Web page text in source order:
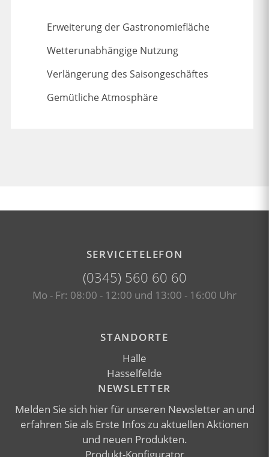
Erweiterung der Gastronomiefläche
Wetterunabhängige Nutzung
Verlängerung des Saisongeschäftes
Gemütliche Atmosphäre
SERVICETELEFON
(0345) 560 60 60
Mo - Fr: 08:00 - 12:00 und 13:00 - 16:00 Uhr
STANDORTE
Halle
Hasselfelde
NEWSLETTER
Melden Sie sich hierfür unseren Newsletter an und
erfahren Sie als Erste Infos zu aktuellen Aktionen
und neuen Produkten.